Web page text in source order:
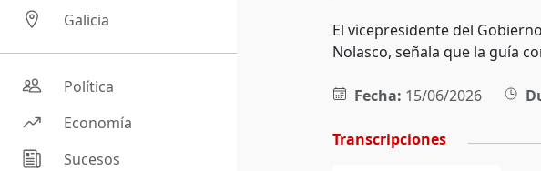
Galicia
Política
Economía
Sucesos
El vicepresidente del
Nolasco, señala que la guía
Fecha: 15/06/2026
Transcripciones